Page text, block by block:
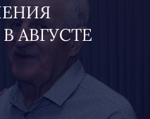
АВГУСТЕ